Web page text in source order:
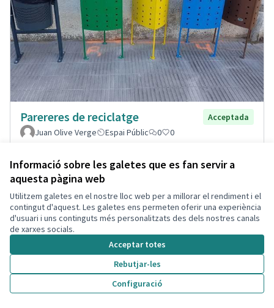
Informació sobre les galetes que es fan servir a
aquesta pàgina web
Utilitzem galetes en el nostre lloc web per a millorar el rendiment i el
contingut d'aquest. Les galetes ens permeten oferir una experiència
d'usuari i uns continguts més personalitzats des dels nostres canals
de xarxes socials.
Acceptar totes
Rebutjar-les
Configuració
Parereres de reciclatge
Acceptada
Juan Olive Verge
Espai Públic 0 0
Renovar parques infantiles del